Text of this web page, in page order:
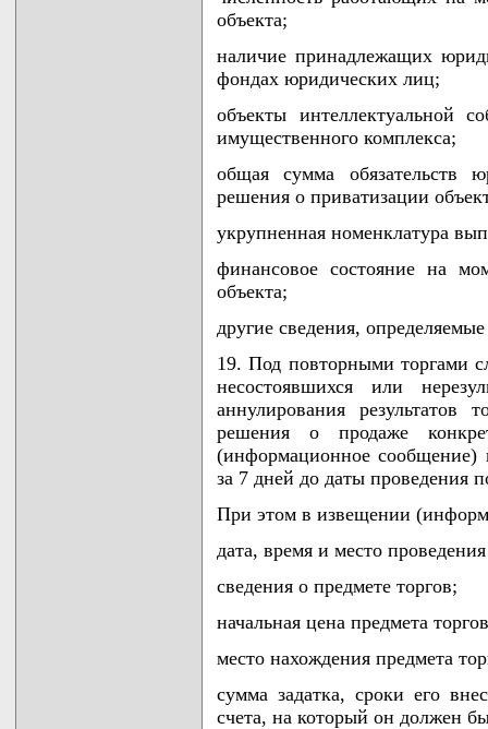
объекта;
наличие принадлежащих
фондах юридических лиц;
объекты интеллектуальной
имущественного комплекса;
общая сумма обязательств
решения о приватизации
укрупненная номенклатура
финансовое состояние на
объекта;
другие сведения,
19. Под повторными торгами
несостоявшихся или
аннулирования результатов
решения о продаже
(информационное сообщение)
за 7 дней до даты проведения
При этом в извещении
дата, время и место
сведения о предмете торгов;
начальная цена предмета
место нахождения предмета
сумма задатка, сроки его
счета, на который он должен